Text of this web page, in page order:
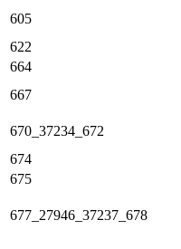
605
622
664
667
670_37234_672
674
675
677_27946_37237_678